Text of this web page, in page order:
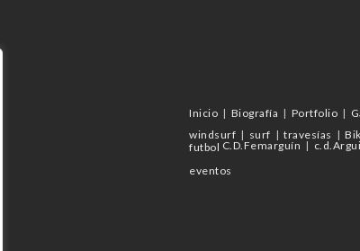
Inicio Biografía Portfolio
windsurf
surf travesías
futbol C.D.Femarguín
eventos